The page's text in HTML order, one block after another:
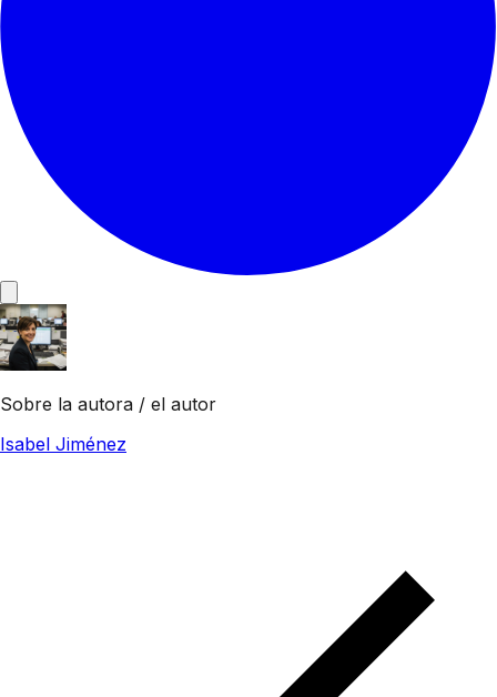
Sobre la autora / el autor
Isabel Jiménez